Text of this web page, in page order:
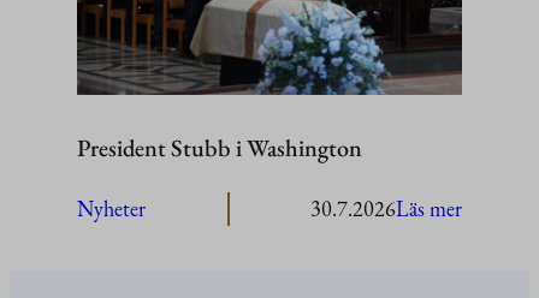
President Stubb i Washington
Nyheter 30.7.2026Läs mer: